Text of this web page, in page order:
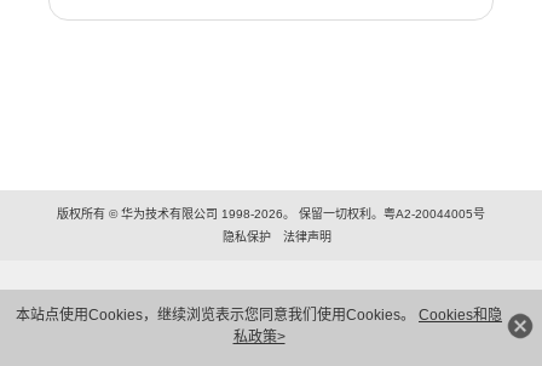
本站点使用Cookies，继续浏览表示您同意我们使用Cookies。 Cookies和隐
私政策>
版权所有 © 华为技术有限公司 1998-2026。 保留一切权利。粤A2-20044005号
隐私保护
法律声明